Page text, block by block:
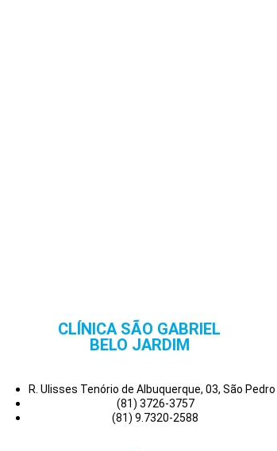
CLÍNICA SÃO GABRIEL
BELO JARDIM
R. Ulisses Tenório de Albuquerque, 03, São Pedro
(81) 3726-3757
(81) 9.7320-2588